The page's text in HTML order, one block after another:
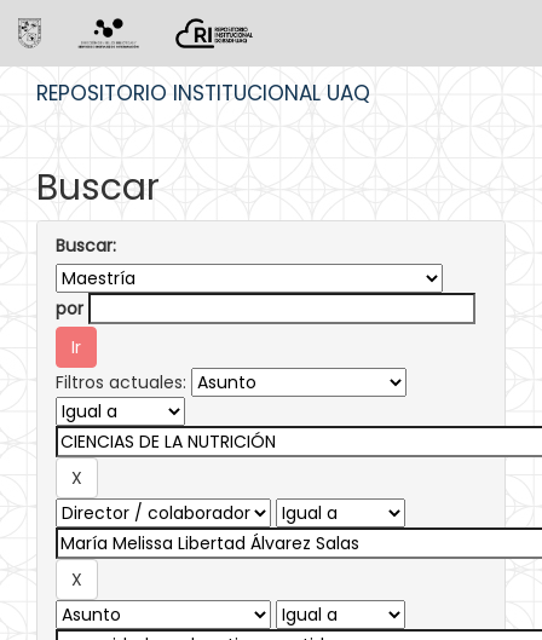
REPOSITORIO INSTITUCIONAL UAQ
Buscar
Buscar:
por
Filtros actuales: